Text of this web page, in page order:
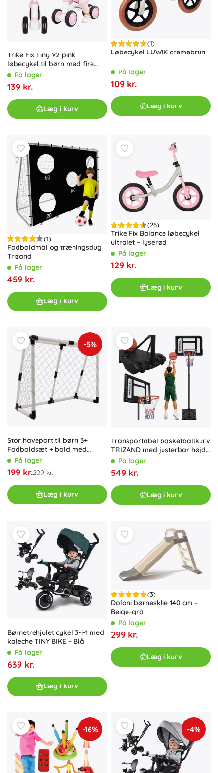
Trike Fix Tiny V2 pink
løbecykel til børn med fire
hjulPå lager
139 kr.
Læg i kurv
(1)
Løbecykel LUWIK cremebrun
På lager
109 kr.
Læg i kurv
(1)
Fodboldmål og træningsdug
Trizand
På lager
459 kr.
Læg i kurv
(26)
Trike Fix Balance løbecykel
ultralet – lyserød
På lager
129 kr.
Læg i kurv
-5%
Stor haveport til børn 3+
Fodboldsæt + bold med
pumpe
På lager
199 kr.209 kr.
Læg i kurv
Transportabel basketballkurv
TRIZAND med justerbar højde
259 cm
På lager
549 kr.
Læg i kurv
Børnetrehjulet cykel 3-i-1 med
kaleche TINY BIKE – Blå
På lager
639 kr.
Læg i kurv
(3)
Doloni børnesklie 140 cm –
Beige-grå
På lager
299 kr.
Læg i kurv
-16% -4%